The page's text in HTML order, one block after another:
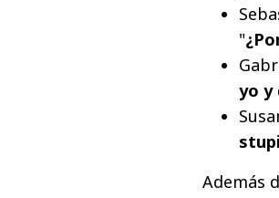
"
yo y
Además